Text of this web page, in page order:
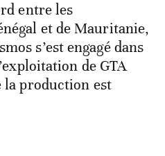
entre les
et de Mauritanie,
s’est engagé dans
de GTA
la production est